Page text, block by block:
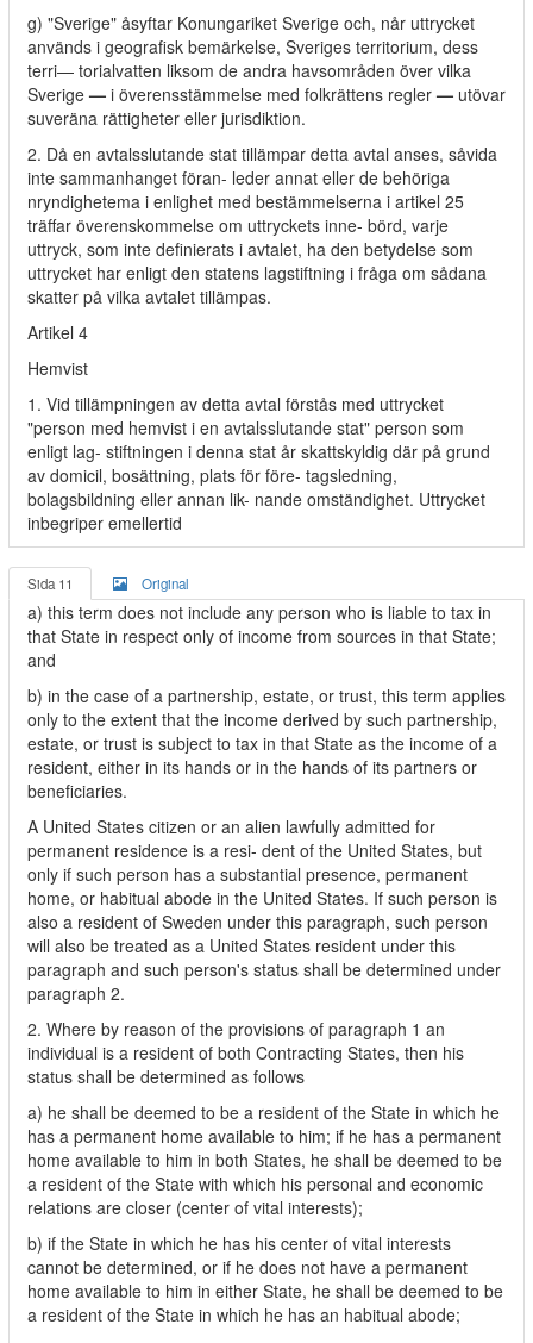
g) "Sverige" åsyftar Konungariket Sverige och, når uttrycket
används i geografisk bemärkelse, Sveriges territorium, dess
terri— torialvatten liksom de andra havsområden över vilka
Sverige — i överensstämmelse med folkrättens regler — utövar
suveräna rättigheter eller jurisdiktion.
2. Då en avtalsslutande stat tillämpar detta avtal anses, såvida
inte sammanhanget föran- leder annat eller de behöriga
nryndighetema i enlighet med bestämmelserna i artikel 25
träffar överenskommelse om uttryckets inne- börd, varje
uttryck, som inte definierats i avtalet, ha den betydelse som
uttrycket har enligt den statens lagstiftning i fråga om sådana
skatter på vilka avtalet tillämpas.
Artikel 4
Hemvist
1. Vid tillämpningen av detta avtal förstås med uttrycket
"person med hemvist i en avtalsslutande stat" person som
enligt lag- stiftningen i denna stat år skattskyldig där på grund
av domicil, bosättning, plats för före- tagsledning,
bolagsbildning eller annan lik- nande omständighet. Uttrycket
inbegriper emellertid
Sida 11 Original
a) this term does not include any person who is liable to tax in
that State in respect only of income from sources in that State;
and
b) in the case of a partnership, estate, or trust, this term applies
only to the extent that the income derived by such partnership,
estate, or trust is subject to tax in that State as the income of a
resident, either in its hands or in the hands of its partners or
beneficiaries.
A United States citizen or an alien lawfully admitted for
permanent residence is a resi- dent of the United States, but
only if such person has a substantial presence, permanent
home, or habitual abode in the United States. If such person is
also a resident of Sweden under this paragraph, such person
will also be treated as a United States resident under this
paragraph and such person's status shall be determined under
paragraph 2.
2. Where by reason of the provisions of paragraph 1 an
individual is a resident of both Contracting States, then his
status shall be determined as follows
a) he shall be deemed to be a resident of the State in which he
has a permanent home available to him; if he has a permanent
home available to him in both States, he shall be deemed to be
a resident of the State with which his personal and economic
relations are closer (center of vital interests);
b) if the State in which he has his center of vital interests
cannot be determined, or if he does not have a permanent
home available to him in either State, he shall be deemed to be
a resident of the State in which he has an habitual abode;